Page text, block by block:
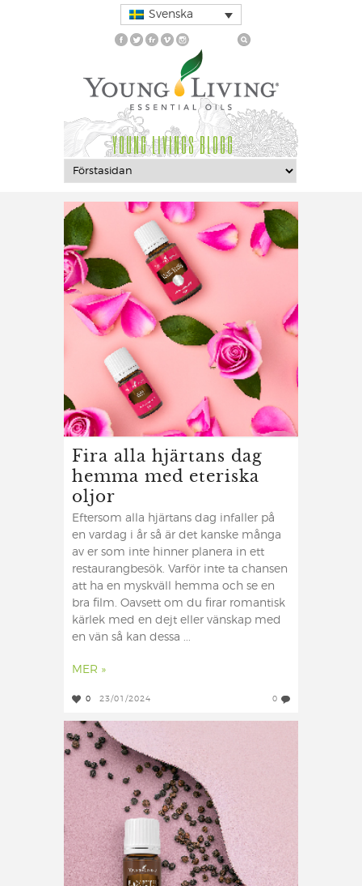
Svenska
YOUNG LIVINGS BLOGG
Fira alla hjärtans dag
hemma med eteriska
oljor
Eftersom alla hjärtans dag infaller på
en vardag i år så är det kanske många
av er som inte hinner planera in ett
restaurangbesök. Varför inte ta chansen
att ha en myskväll hemma och se en
bra film. Oavsett om du firar romantisk
kärlek med en dejt eller vänskap med
en vän så kan dessa ...
MER »
0 23/01/2024 0